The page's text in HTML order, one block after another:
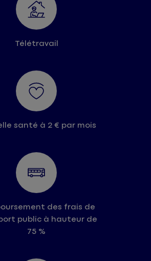
Télétravail
santé à 2 € par mois
des frais de
public à hauteur de
75 %